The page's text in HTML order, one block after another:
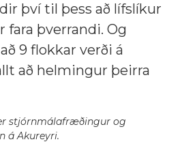
því til þess að lífslíkur
þverrandi. Og
9 flokkar verði á
að helmingur þeirra
stjórnmálafræðingur og
á Akureyri.